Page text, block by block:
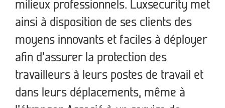
milieux professionnels. Luxsecurity met
ainsi à disposition de ses clients des
moyens innovants et faciles à déployer
afin d’assurer la protection des
travailleurs à leurs postes de travail et
dans leurs déplacements, même à